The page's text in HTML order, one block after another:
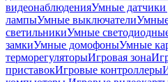
видеонаблюденияУмные датчики
лампыУмные выключателиУмные
светильникиУмные
замкиУмные домофоныУмные
терморегуляторыИгровая зона
приставокИгровые контроллеры